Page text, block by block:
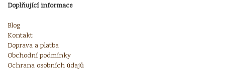
Doplňující informace
Blog
Kontakt
Doprava a platba
Obchodní podmínky
Ochrana osobních údajů